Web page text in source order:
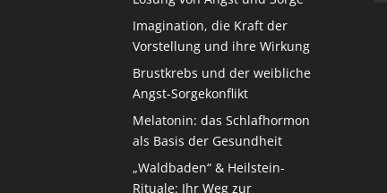
Imagination, die Kraft der
Vorstellung und ihre Wirkung
Brustkrebs und der weibliche
Angst-Sorgekonflikt
Melatonin: das Schlafhormon
als Basis der Gesundheit
„Waldbaden“ & Heilstein-
Rituale: Ihr Weg zur